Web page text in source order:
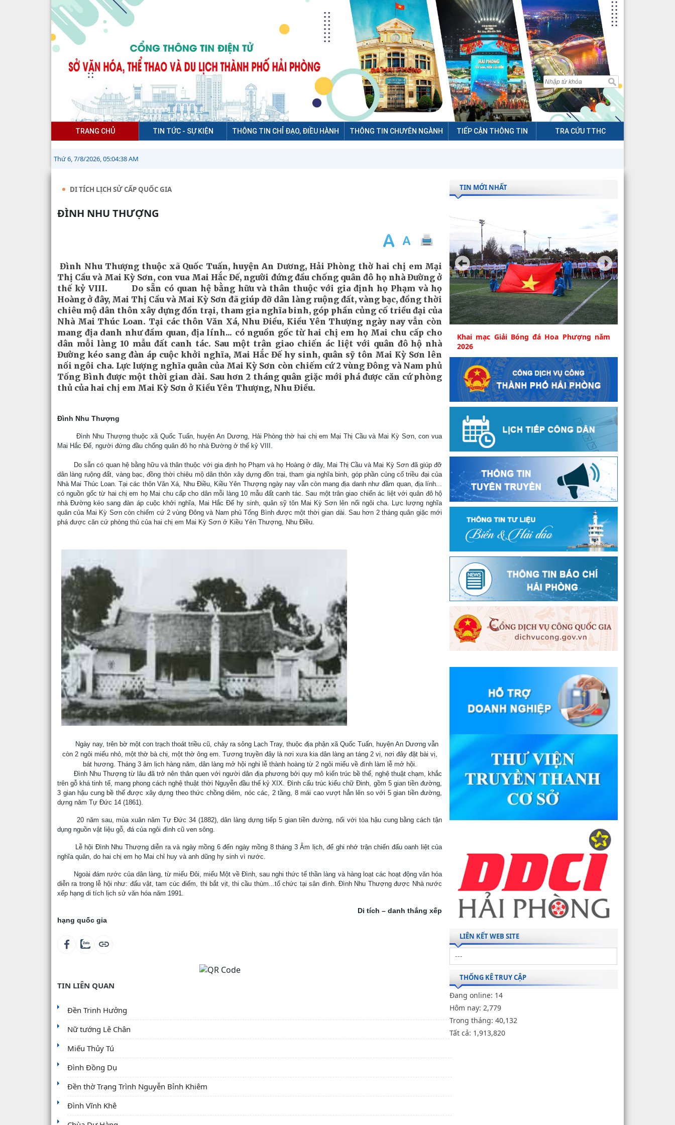
TRANG CHỦ TIN TỨC - SỰ KIỆN THÔNG TIN CHỈ ĐẠO, ĐIỀU HÀNH THÔNG TIN CHUYÊN NGÀNH TIẾP CẬN THÔNG TIN TRA CỨU TTHC
Thứ 6, 7/8/2026, 05:04:39 AM
DI TÍCH LỊCH SỬ CẤP QUỐC GIA
ĐÌNH NHU THƯỢNG
Đình Nhu Thượng thuộc xã Quốc Tuấn, huyện An Dương, Hải Phòng thờ hai chị em Mại
Thị Cầu và Mai Kỳ Sơn, con vua Mai Hắc Đế, người đứng đầu chống quân đô họ nhà Đường ở
thế kỷ VIII. Do sẵn có quan hệ bằng hữu và thân thuộc với gia định họ Phạm và họ
Hoàng ở đây, Mai Thị Cầu và Mai Kỳ Sơn đã giúp đỡ dân làng ruộng đất, vàng bạc, đồng thời
chiêu mộ dân thôn xây dựng đồn trại, tham gia nghĩa binh, góp phần củng cố triều đại của
Nhà Mai Thúc Loan. Tại các thôn Văn Xá, Nhu Điều, Kiều Yên Thượng ngày nay vẫn còn
mang địa danh như đầm quan, địa lính... có nguồn gốc từ hai chị em họ Mai chu cấp cho
dân mỗi làng 10 mẫu đất canh tác. Sau một trân giao chiến ác liệt với quân đô hộ nhà
Đường kéo sang đàn áp cuộc khởi nghĩa, Mai Hắc Đế hy sinh, quân sỹ tôn Mai Kỳ Sơn lên
nối ngôi cha. Lực lượng nghĩa quân của Mai Kỳ Sơn còn chiếm cứ 2 vùng Đông và Nam phủ
Tống Bình được một thời gian dài. Sau hơn 2 tháng quân giặc mới phá được căn cứ phòng
thủ của hai chị em Mai Kỳ Sơn ở Kiều Yên Thượng, Nhu Điều.
Đình Nhu Thượng
Đình Nhu Thượng thuộc xã Quốc Tuấn, huyện An Dương, Hải Phòng thờ hai chị em Mại Thị Cầu và Mai Kỳ Sơn, con vua
Mai Hắc Đế, người đứng đầu chống quân đô họ nhà Đường ở thế kỷ VIII.
Do sẵn có quan hệ bằng hữu và thân thuộc với gia định họ Phạm và họ Hoàng ở đây, Mai Thị Cầu và Mai Kỳ Sơn đã giúp đỡ
dân làng ruộng đất, vàng bạc, đồng thời chiêu mộ dân thôn xây dựng đồn trại, tham gia nghĩa binh, góp phần củng cố triều đại của
Nhà Mai Thúc Loan. Tại các thôn Văn Xá, Nhu Điều, Kiều Yên Thượng ngày nay vẫn còn mang địa danh như đầm quan, địa lính...
có nguồn gốc từ hai chị em họ Mai chu cấp cho dân mỗi làng 10 mẫu đất canh tác. Sau một trân giao chiến ác liệt với quân đô hộ
nhà Đường kéo sang đàn áp cuộc khởi nghĩa, Mai Hắc Đế hy sinh, quân sỹ tôn Mai Kỳ Sơn lên nối ngôi cha. Lực lượng nghĩa
quân của Mai Kỳ Sơn còn chiếm cứ 2 vùng Đông và Nam phủ Tống Bình được một thời gian dài. Sau hơn 2 tháng quân giặc mới
phá được căn cứ phòng thủ của hai chị em Mai Kỳ Sơn ở Kiều Yên Thượng, Nhu Điều.
Ngày nay, trên bờ một con trạch thoát triều cũ, chảy ra sông Lạch Tray, thuộc địa phận xã Quốc Tuấn, huyện An Dương vẫn
còn 2 ngôi miếu nhỏ, một thờ bà chị, một thờ ông em. Tương truyền đây là nơi xưa kia dân làng an táng 2 vị, nơi đây đặt bài vị,
bát hương. Tháng 3 âm lịch hàng năm, dân làng mở hội nghi lễ thành hoàng từ 2 ngôi miếu về đình làm lễ mở hội.
Đình Nhu Thượng từ lâu đã trở nên thân quen với người dân địa phương bởi quy mô kiến trúc bề thế, nghệ thuật chạm, khắc
trên gỗ khá tinh tế, mang phong cách nghệ thuật thời Nguyễn đầu thế kỷ XIX. Đình cấu trúc kiểu chữ Đinh, gồm 5 gian tiền đường,
3 gian hậu cung bề thế được xây dựng theo thức chồng diêm, nóc các, 2 tầng, 8 mái cao vượt hẳn lên so với 5 gian tiền đường,
dựng năm Tự Đức 14 (1861).
20 năm sau, mùa xuân năm Tự Đức 34 (1882), dân làng dựng tiếp 5 gian tiền đường, nối với tòa hậu cung bằng cách tận
dụng nguồn vật liệu gỗ, đá của ngôi đình cũ ven sông.
Lễ hội Đình Nhu Thượng diễn ra và ngày mồng 6 đến ngày mồng 8 tháng 3 Âm lịch, để ghi nhớ trận chiến đấu oanh liệt của
nghĩa quân, do hai chị em họ Mai chỉ huy và anh dũng hy sinh vì nước.
Ngoài đám rước của dân làng, từ miếu Đôi, miếu Một về Đình, sau nghi thức tế thần làng và hàng loạt các hoạt động văn hóa
diễn ra trong lễ hội như: đấu vật, tam cúc điếm, thi bắt vịt, thi cầu thùm...tổ chức tại sân đình. Đình Nhu Thượng được Nhà nước
xếp hạng di tích lịch sử văn hóa năm 1991.
Di tích – danh thắng xếp
hạng quốc gia
TIN LIÊN QUAN
Đền Trinh Hưởng
Nữ tướng Lê Chân
Miếu Thủy Tú
Đình Đồng Dụ
Đền thờ Trạng Trình Nguyễn Bỉnh Khiêm
Đình Vĩnh Khê
TIN MỚI NHẤT
Khai mạc Giải Bóng đá Hoa Phượng năm
2026
Sáng 6/8, tại Sân tập Câu lạc bộ Bóng đá Hải
Phòng (phường An Biên) diễn ra Lễ khai mạc
Giải bóng...
LIÊN KẾT WEB SITE
THỐNG KÊ TRUY CẬP
Đang online: 14
Hôm nay: 2,779
Trong tháng: 40,132
Tất cả: 1,913,820